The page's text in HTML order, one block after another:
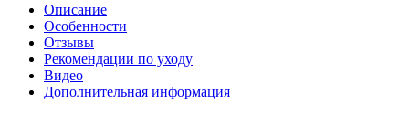
Описание
Особенности
Отзывы
Рекомендации по уходу
Видео
Дополнительная информация